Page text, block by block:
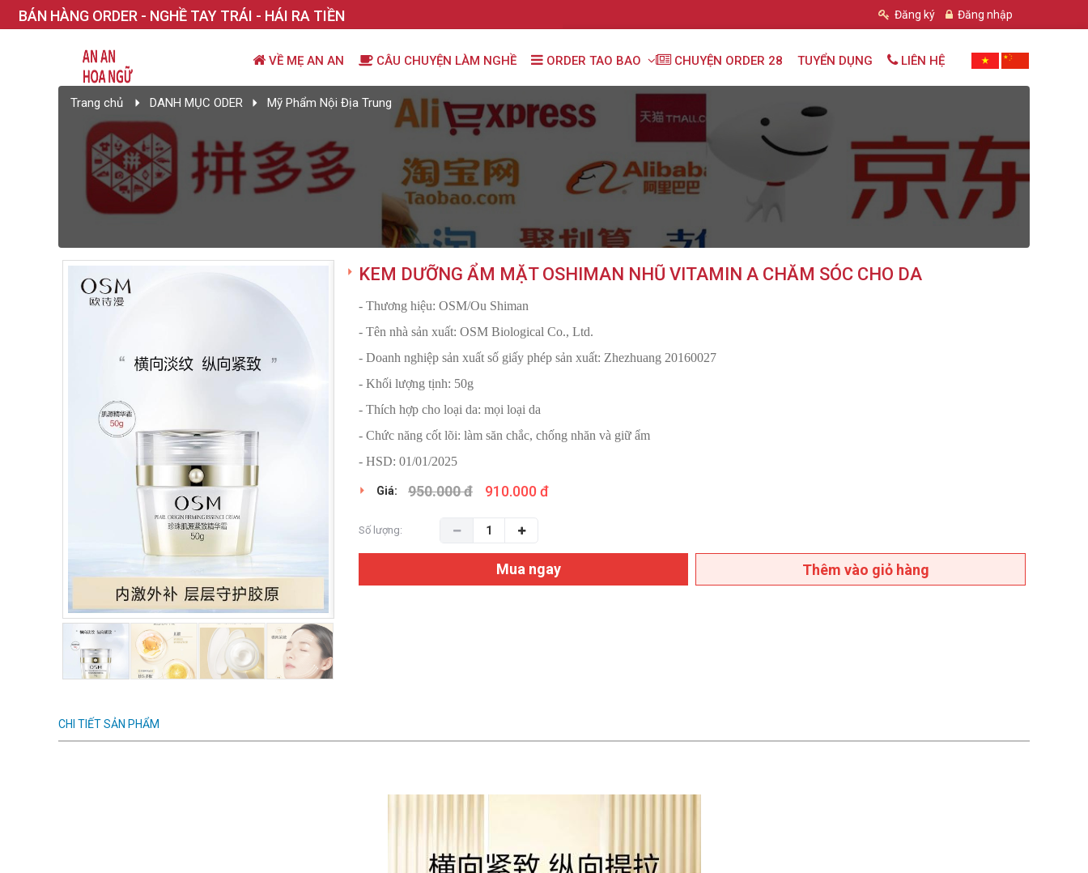
Đăng ký Đăng nhập
BÁN HÀNG ORDER - NGHỀ TAY TRÁI - HÁI RA TIỀN
VỀ MẸ AN AN CÂU CHUYỆN LÀM NGHỀ ORDER TAO BAO CHUYỆN ORDER 28 TUYỂN DỤNG LIÊN HỆ
Trang chủ DANH MỤC ODER Mỹ Phẩm Nội Địa Trung
KEM DƯỠNG ẨM MẶT OSHIMAN NHŨ VITAMIN A CHĂM SÓC CHO DA
- Thương hiệu: OSM/Ou Shiman
- Tên nhà sản xuất: OSM Biological Co., Ltd.
- Doanh nghiệp sản xuất số giấy phép sản xuất: Zhezhuang 20160027
- Khối lượng tịnh: 50g
- Thích hợp cho loại da: mọi loại da
- Chức năng cốt lõi: làm săn chắc, chống nhăn và giữ ẩm
- HSD: 01/01/2025
Giá: 950.000 đ 910.000 đ
Số lượng:
Mua ngay Thêm vào giỏ hàng
CHI TIẾT SẢN PHẨM